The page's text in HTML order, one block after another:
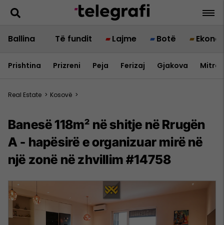
Ballina Të fundit Lajme Botë
Prishtina Prizreni Peja Ferizaj Gjakova
Real Estate > Kosovë >
Banesë 118m² në shitje në Rrugën
A - hapësirë e organizuar mirë në
një zonë në zhvillim #14758